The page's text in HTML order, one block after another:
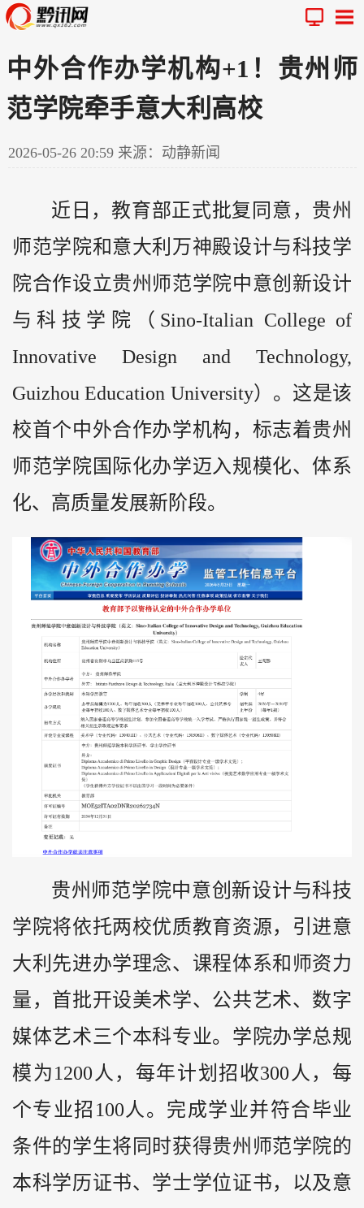
中外合作办学机构+1！贵州师
范学院牵手意大利高校
2026-05-26 20:59 来源：动静新闻
近日，教育部正式批复同意， 贵州
师范学院和意大利万神殿设计与科技学
院合作设立贵州师范学院中意创新设计
与科技学院（Sino-Italian College of
Innovative Design and Technology,
Guizhou Education University）。这是该
校首个中外合作办学机构，标志着贵州
师范学院国际化办学迈入规模化、体系
化、高质量发展新阶段。
贵州师范学院中意创新设计与科技
学院将依托两校优质教育资源，引进意
大利先进办学理念、课程体系和师资力
量，首批开设美术学、公共艺术、数字
媒体艺术三个本科专业。学院办学总规
模为1200人，每年计划招收300人，每
个专业招100人。完成学业并符合毕业
条件的学生将同时获得贵州师范学院的
本科学历证书、学士学位证书，以及意